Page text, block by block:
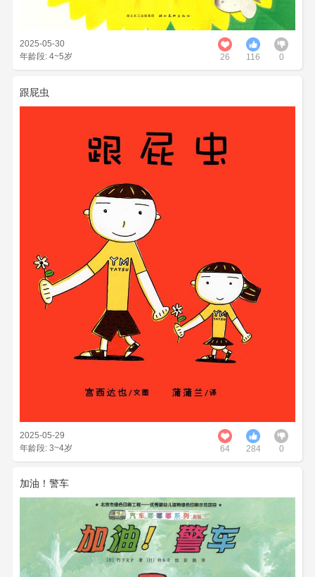
2025-05-30
年龄段: 4~5岁
26 116 0
跟屁虫
2025-05-29
年龄段: 3~4岁
64 284 0
加油！警车